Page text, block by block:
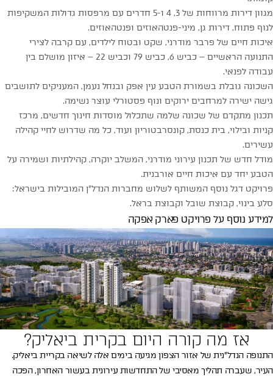
מגוון דירות מרווחות של 3, 4 ו-5 חדרים עם מרפסות גדולות המשקיפות
לנוף פתוח, דירות גן, מיני-פנטהאוזים ופנטהאוזים.
איכות חיים של פרבר מודרני, שקט ובטוח לילדים, עם קרבה לצירי
התנועה הראשיים – כביש 6, כביש 79 וכביש 22 – איזון מושלם בין
עבודה לפנאי.
השכונה גובלת בשמורת הטבע עין אפק ובנחל נעמן, המעניקים לתושבים
גישה ישירה למרחבים ירוקים ונוף פסטורלי עוצר נשימה.
תכנון מתקדם של שכונה שלמה שתכלול מוסדות חינוך חדשים, מרכז
קניות ובילוי, בית כנסת, קונסרבטוריון ועוד, כל מה שדרוש לחיי קהילה
עשירים.
מודל חדש של תכנון עירוני מודרני, המשלב יוקרה, קהילתיות ושמירה על
הטבע יחד עם איכות חיים אורבנית.
פרויקט דגל נוסף המשותף לשלוש מחברות הנדל״ן המובילות בישראל:
סלע בינוי, קבוצת שובל וקבוצת בראל.
למידע נוסף על פרויקט פארק אפקה
אז מה קורה היום בקרית ביאליק?
התנופה הנדל״נית של אזור הצפון מגיעה בימים אלה לשיאה בקריית ביאליק.
העיר, שעברה תהליך מאסיבי של התחדשות עירונית בעשור האחרון, הפכה